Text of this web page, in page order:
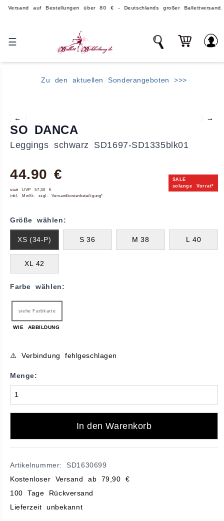
auf Bestellungen über 80 € - Deutschlands großer Ballettversand.
☰
Zu den aktuellen Sonderangeboten >>>
← →
SALE
solange Vorrat*
SO DANCA
Leggings schwarz SD1697-SD1335blk01
44.90 €
statt UVP 57,30 €
inkl. MwSt. zzgl. Versandkostenbeteiligung*
Größe wählen:
XS (34-P) S 36 M 38 L 40
XL 42
Farbe wählen:
siehe Farbkarte
WIE ABBILDUNG
⚠️ Verbindung fehlgeschlagen
Menge:
In den Warenkorb
Artikelnummer: SD1630699
Kostenloser Versand ab 79,90 €
100 Tage Rückversand
Lieferzeit unbekannt